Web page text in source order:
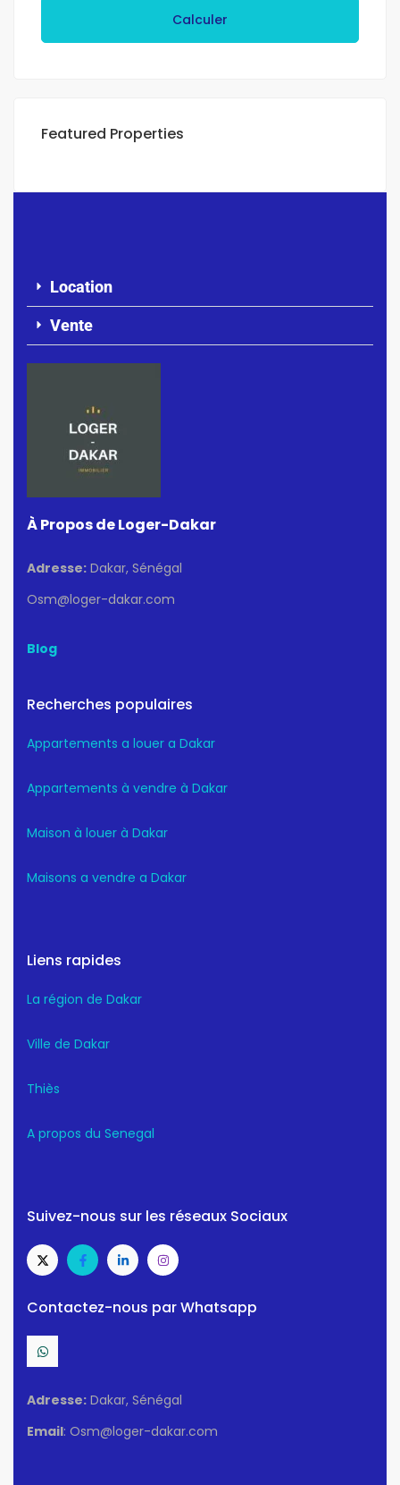
Calculer
Featured Properties
Location
Vente
À Propos de Loger-Dakar
Adresse: Dakar, Sénégal
Osm@loger-dakar.com
Blog
Recherches populaires
Appartements a louer a Dakar
Appartements à vendre à Dakar
Maison à louer à Dakar
Maisons a vendre a Dakar
Liens rapides
La région de Dakar
Ville de Dakar
Thiès
A propos du Senegal
Suivez-nous sur les réseaux Sociaux
Contactez-nous par Whatsapp
Adresse: Dakar, Sénégal
Email: Osm@loger-dakar.com